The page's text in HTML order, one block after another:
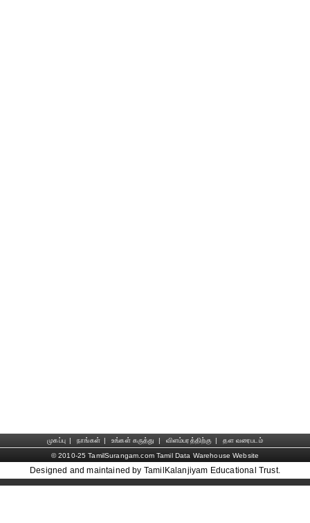
முகப்பு | நாங்கள் | உங்கள் கருத்து | விளம்பரத்திற்கு |
தள வரைபடம்
© 2010-25 TamilSurangam.com Tamil Data Warehouse Website
Designed and maintained by TamilKalanjiyam Educational Trust.